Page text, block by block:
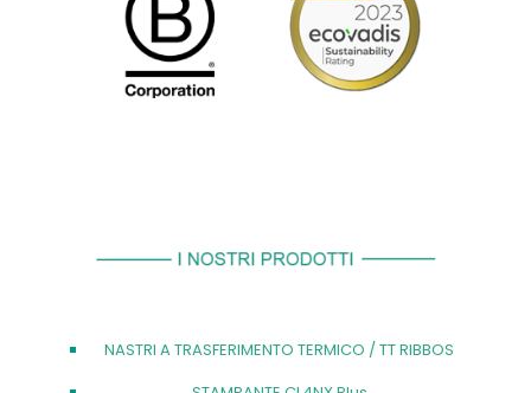
NASTRI A TRASFERIMENTO TERMICO / TT RIBBOS